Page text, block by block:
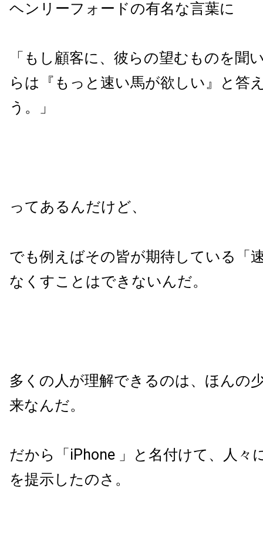
ヘンリーフォードの有名な言葉に
「もし顧客に、彼らの望むものを聞
らは『もっと速い馬が欲しい』と答
う。」
ってあるんだけど、
でも例えばその皆が期待している「
なくすことはできないんだ。
多くの人が理解できるのは、ほんの
来なんだ。
だから「iPhone 」と名付けて、人々
を提示したのさ。